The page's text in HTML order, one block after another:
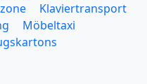
Klaviertransport
Möbeltaxi